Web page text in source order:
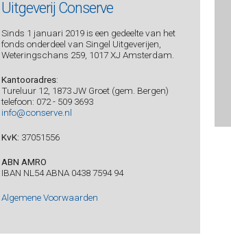
Uitgeverij Conserve
Sinds 1 januari 2019 is een gedeelte van het
fonds onderdeel van Singel Uitgeverijen,
Weteringschans 259, 1017 XJ Amsterdam.
Kantooradres:
Tureluur 12, 1873 JW Groet (gem. Bergen)
telefoon: 072 - 509 3693
info@conserve.nl
KvK: 37051556
ABN AMRO
IBAN NL54 ABNA 0438 7594 94
Algemene Voorwaarden